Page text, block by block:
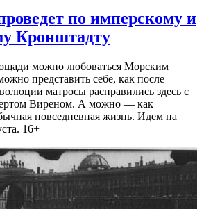
по имперскому и
Кронштадту
можно любоваться Морским
представить себе, как после
матросы расправились здесь с
Виреном. А можно — как
повседневная жизнь. Идем на
16+